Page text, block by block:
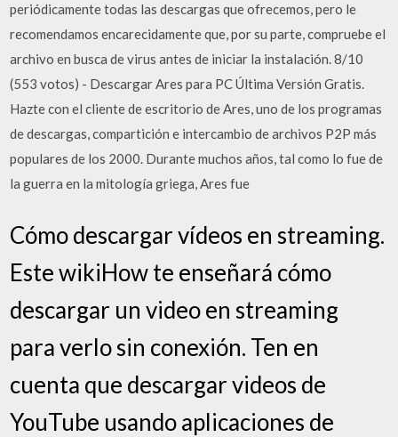
periódicamente todas las descargas que ofrecemos, pero le
recomendamos encarecidamente que, por su parte, compruebe el
archivo en busca de virus antes de iniciar la instalación. 8/10
(553 votos) - Descargar Ares para PC Última Versión Gratis.
Hazte con el cliente de escritorio de Ares, uno de los programas
de descargas, compartición e intercambio de archivos P2P más
populares de los 2000. Durante muchos años, tal como lo fue de
la guerra en la mitología griega, Ares fue
Cómo descargar vídeos en streaming.
Este wikiHow te enseñará cómo
descargar un video en streaming
para verlo sin conexión. Ten en
cuenta que descargar videos de
YouTube usando aplicaciones de